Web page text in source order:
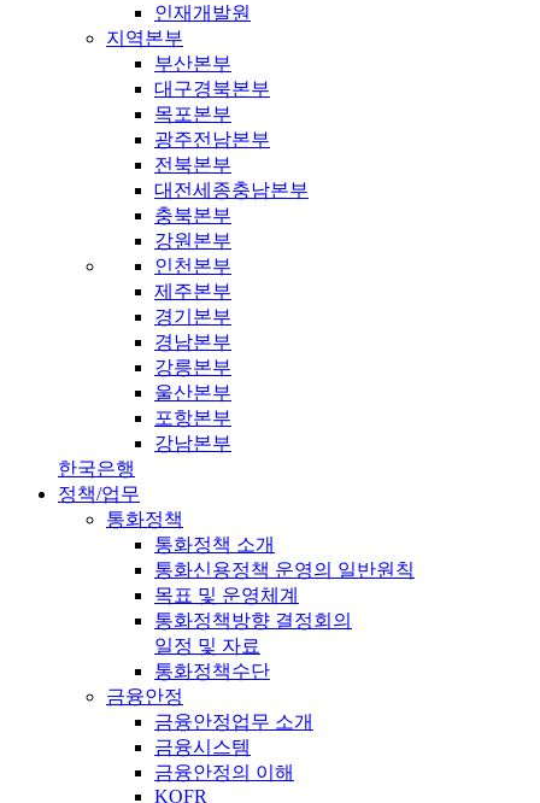
인재개발원
지역본부
부산본부
대구경북본부
목포본부
광주전남본부
전북본부
대전세종충남본부
충북본부
강원본부
인천본부
제주본부
경기본부
경남본부
강릉본부
울산본부
포항본부
강남본부
한국은행
정책/업무
통화정책
통화정책 소개
통화신용정책 운영의 일반원칙
목표 및 운영체계
통화정책방향 결정회의
일정 및 자료
통화정책수단
금융안정
금융안정업무 소개
금융시스템
금융안정의 이해
KOFR